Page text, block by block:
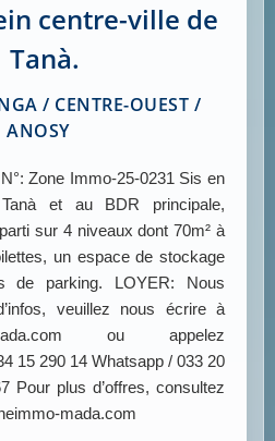
centre-ville de
Tanà.
/ CENTRE-OUEST /
ANOSY
Zone Immo-25-0231 Sis en
et au BDR principale,
sur 4 niveaux dont 70m² à
un espace de stockage
parking. LOYER: Nous
veuillez nous écrire à
mada.com ou appelez
15 290 14 Whatsapp / 033 20
Pour plus d’offres, consultez
mada.com